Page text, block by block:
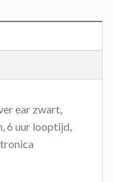
ear zwart,
6 uur looptijd,